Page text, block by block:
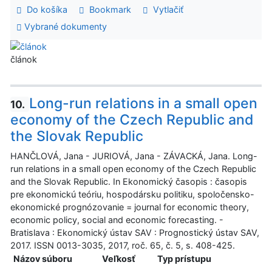
Do košíka Bookmark
Vytlačiť
Vybrané dokumenty
článok
10. Long-run relations in a small open
economy of the Czech Republic and
the Slovak Republic
HANČLOVÁ, Jana - JURIOVÁ, Jana - ZÁVACKÁ, Jana. Long-
run relations in a small open economy of the Czech Republic
and the Slovak Republic. In Ekonomický časopis : časopis
pre ekonomickú teóriu, hospodársku politiku, spoločensko-
ekonomické prognózovanie = journal for economic theory,
economic policy, social and economic forecasting. -
Bratislava : Ekonomický ústav SAV : Prognostický ústav SAV,
2017. ISSN 0013-3035, 2017, roč. 65, č. 5, s. 408-425.
Názov súboru
Veľkosť
Typ prístupu